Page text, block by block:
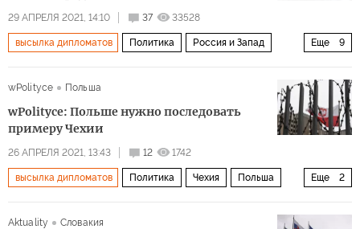
29 АПРЕЛЯ 2021, 14:10 37 33528
Еще 9
высылка дипломатов Политика Россия и Запад
Андрей Бабиш
дипломатические отношения
wPolityce Польша
wPolityce: Польше нужно последовать
примеру Чехии
26 АПРЕЛЯ 2021, 13:43 12 1742
Еще 2
высылка дипломатов Политика Чехия Польша
Aktuality
Словакия